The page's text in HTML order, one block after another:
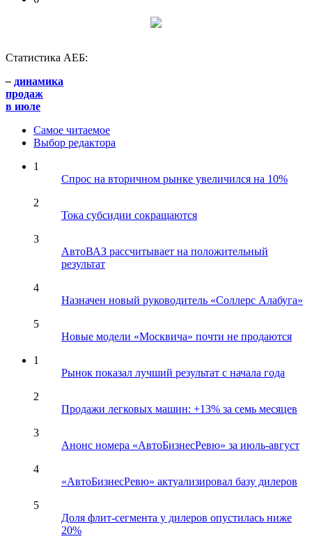
Статистика АЕБ:
– динамика
продаж
в июле
Самое читаемое
Выбор редактора
1
Спрос на вторичном рынке увеличился на 10%
2
Тока субсидии сокращаются
3
АвтоВАЗ рассчитывает на положительный
результат
4
Назначен новый руководитель «Соллерс Алабуга»
5
Новые модели «Москвича» почти не продаются
1
Рынок показал лучший результат с начала года
2
Продажи легковых машин: +13% за семь месяцев
3
Анонс номера «АвтоБизнесРевю» за июль-август
4
«АвтоБизнесРевю» актуализировал базу дилеров
5
Доля флит-сегмента у дилеров опустилась ниже
20%